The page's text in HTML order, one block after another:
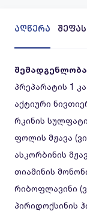
აღწერა
შემადგენლობა
პრეპარატის 1
აქტიური
რკინის
ფოლის მჟავა
ასკორბინის
თიამინის
რიბოფლავინი
პირიდოქსინის